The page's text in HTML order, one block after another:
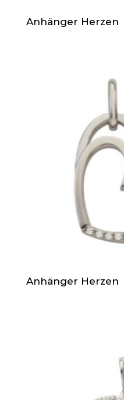
Anhänger Herzen
Anhänger Herzen